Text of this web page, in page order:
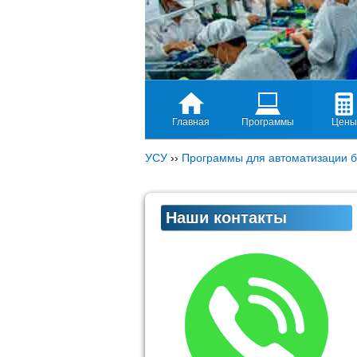
Главная Программы Цены
УСУ ›› Программы для автоматизации
Наши контакты